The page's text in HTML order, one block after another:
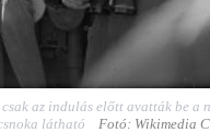
az indulás előtt avatták be
látható Fotó: Wikimedia